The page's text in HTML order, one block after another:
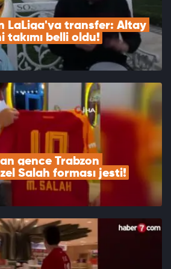
LaLiga'ya transfer: Altay
takımı belli oldu!
gence Trabzon
Salah forması jesti!